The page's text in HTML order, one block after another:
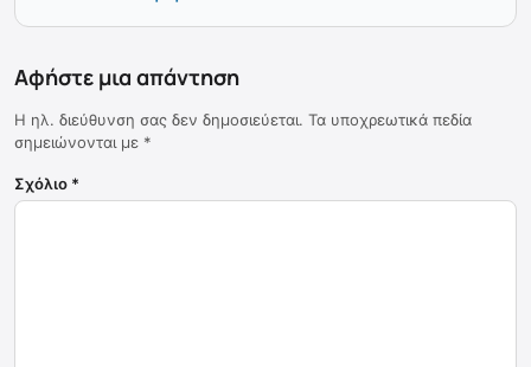
Αφήστε μια απάντηση
Η ηλ. διεύθυνση σας δεν δημοσιεύεται. Τα υποχρεωτικά πεδία
σημειώνονται με *
Σχόλιο *